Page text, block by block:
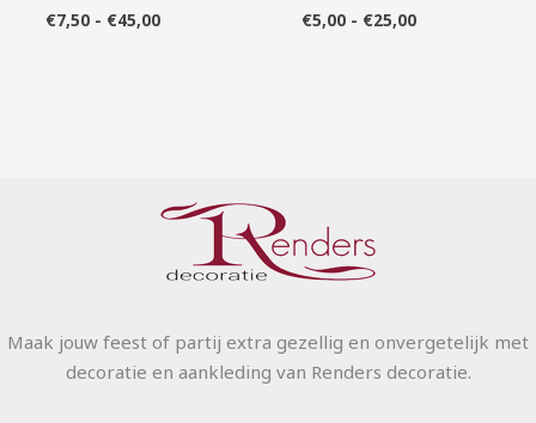
€7,50 - €45,00 €5,00 - €25,00
Maak jouw feest of partij extra gezellig en onvergetelijk met
decoratie en aankleding van Renders decoratie.